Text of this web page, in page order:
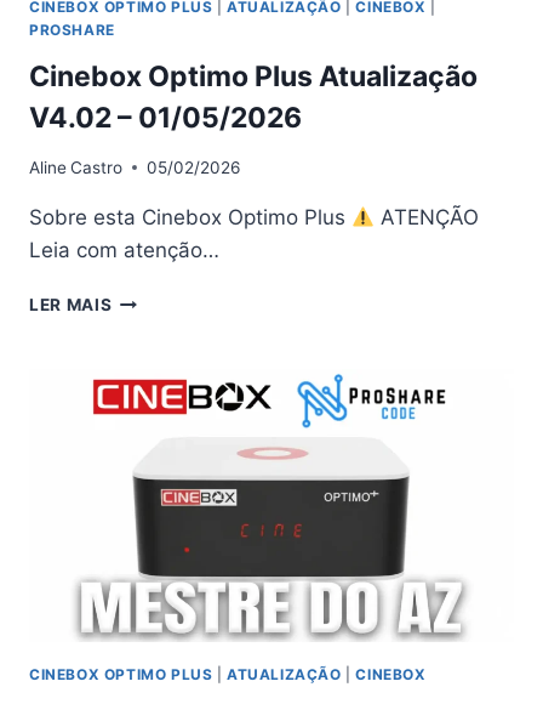
CINEBOX OPTIMO PLUS |ATUALIZAÇÃO |CINEBOX
PROSHARE
Cinebox Optimo Plus Atualização
V4.02 – 01/05/2026
AlineCastro 05/02/2026
Sobre esta Cinebox Optimo Plus
ATENÇÃO
Leia com atenção…
LER MAIS CINEBOX
ATUALIZAÇÃO
V4.02
CINEBOX OPTIMO PLUS |ATUALIZAÇÃO |CINEBOX